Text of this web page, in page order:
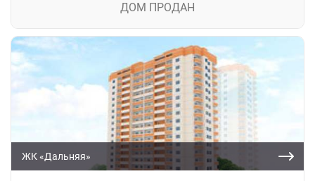
ДОМ ПРОДАН
ЖК «Дальняя»